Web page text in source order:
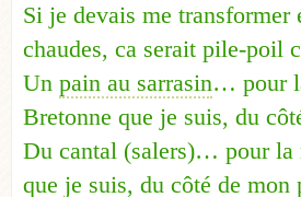
Si je devais me transformer
chaudes, ca serait pile-poil
Un pain au sarrasin… pour
Bretonne que je suis, du
Du cantal (salers)… pour la
que je suis, du côté de mon